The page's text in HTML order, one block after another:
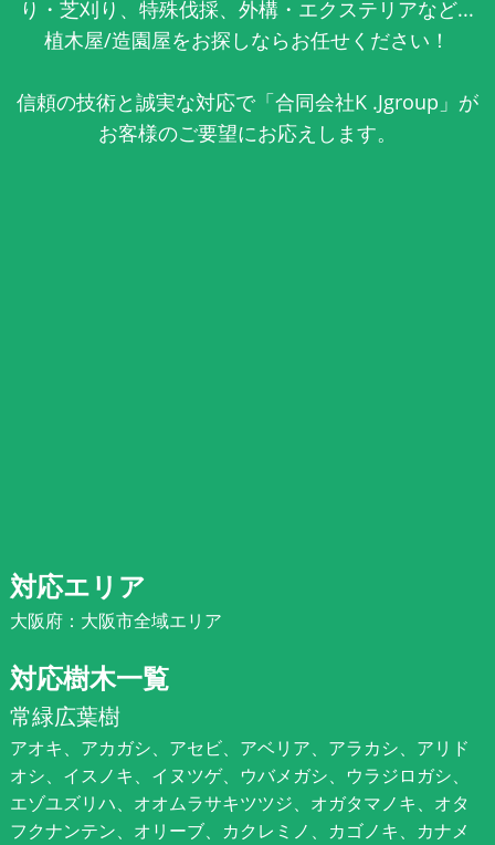
り・芝刈り、特殊伐採、外構・エクステリアなど...
植木屋/造園屋をお探しならお任せください！
信頼の技術と誠実な対応で「合同会社K .Jgroup」が
お客様のご要望にお応えします。
対応エリア
大阪府：大阪市全域エリア
対応樹木一覧
常緑広葉樹
アオキ、アカガシ、アセビ、アベリア、アラカシ、アリド
オシ、イスノキ、イヌツゲ、ウバメガシ、ウラジロガシ、
エゾユズリハ、オオムラサキツツジ、オガタマノキ、オタ
フクナンテン、オリーブ、カクレミノ、カゴノキ、カナメ